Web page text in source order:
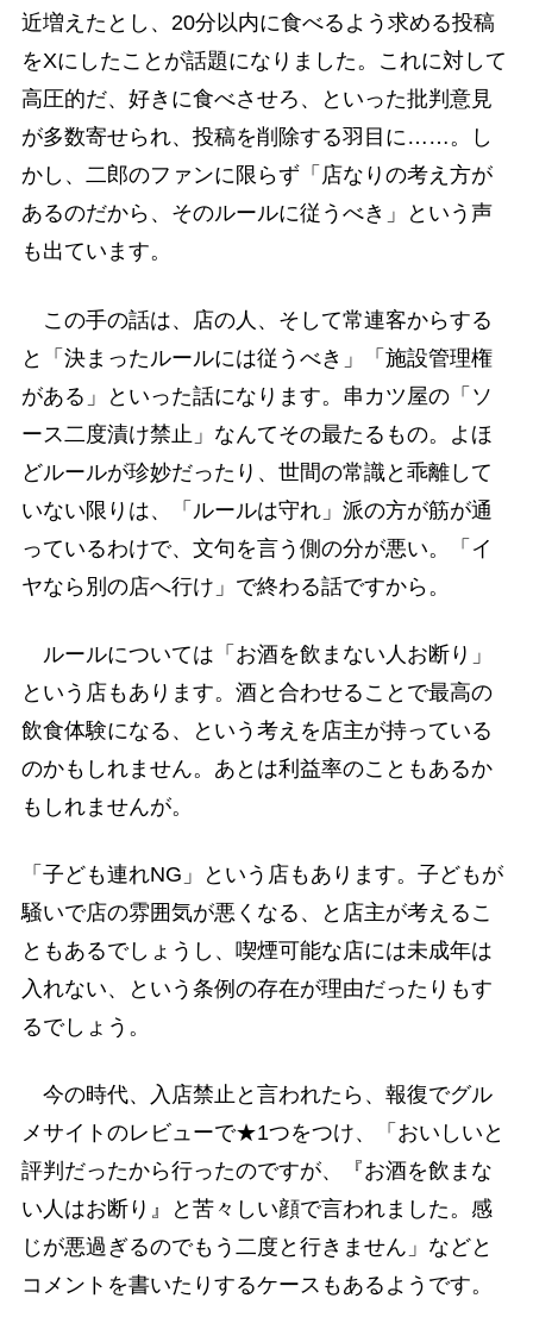
近増えたとし、20分以内に食べるよう求める投稿
をXにしたことが話題になりました。これに対して
高圧的だ、好きに食べさせろ、といった批判意見
が多数寄せられ、投稿を削除する羽目に……。し
かし、二郎のファンに限らず「店なりの考え方が
あるのだから、そのルールに従うべき」という声
も出ています。
この手の話は、店の人、そして常連客からする
と「決まったルールには従うべき」「施設管理権
がある」といった話になります。串カツ屋の「ソ
ース二度漬け禁止」なんてその最たるもの。よほ
どルールが珍妙だったり、世間の常識と乖離して
いない限りは、「ルールは守れ」派の方が筋が通
っているわけで、文句を言う側の分が悪い。「イ
ヤなら別の店へ行け」で終わる話ですから。
ルールについては「お酒を飲まない人お断り」
という店もあります。酒と合わせることで最高の
飲食体験になる、という考えを店主が持っている
のかもしれません。あとは利益率のこともあるか
もしれませんが。
「子ども連れNG」という店もあります。子どもが
騒いで店の雰囲気が悪くなる、と店主が考えるこ
ともあるでしょうし、喫煙可能な店には未成年は
入れない、という条例の存在が理由だったりもす
るでしょう。
今の時代、入店禁止と言われたら、報復でグル
メサイトのレビューで★1つをつけ、「おいしいと
評判だったから行ったのですが、『お酒を飲まな
い人はお断り』と苦々しい顔で言われました。感
じが悪過ぎるのでもう二度と行きません」などと
コメントを書いたりするケースもあるようです。